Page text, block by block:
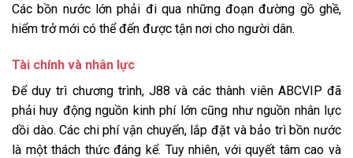
Các bồn nước lớn phải đi qua những đoạn đường gồ ghề,
hiểm trở mới có thể đến được tận nơi cho người dân.
Tài chính và nhân lực
Để duy trì chương trình, J88 và các thành viên ABCVIP đã
phải huy động nguồn kinh phí lớn cũng như nguồn nhân lực
dồi dào. Các chi phí vận chuyển, lắp đặt và bảo trì bồn nước
là một thách thức đáng kể. Tuy nhiên, với quyết tâm cao và